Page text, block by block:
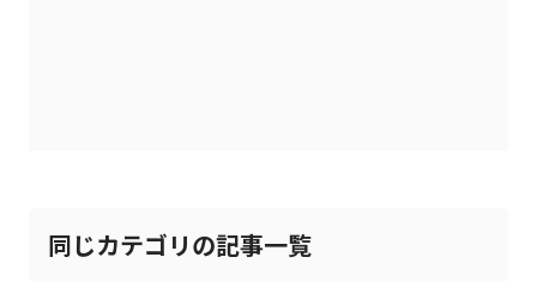
同じカテゴリの記事一覧